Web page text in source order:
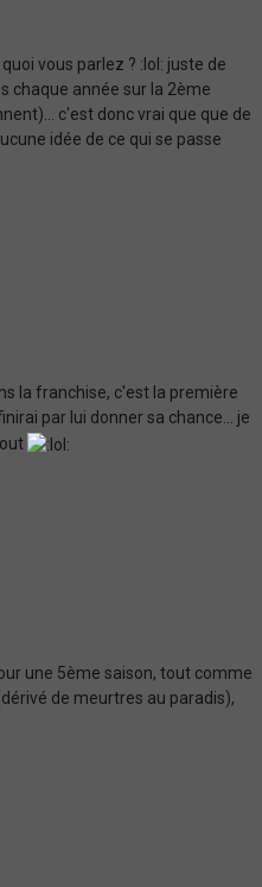
vous parlez ? :lol: juste de
chaque année sur la 2ème
c'est donc vrai que que de
idée de ce qui se passe
la franchise, c'est la première
par lui donner sa chance... je
une 5ème saison, tout comme
de meurtres au paradis),